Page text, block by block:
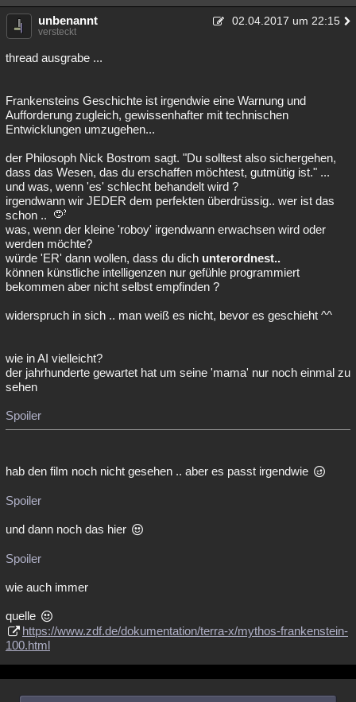
unbenannt 02.04.2017 um 22:15
versteckt
thread ausgrabe ...
Frankensteins Geschichte ist irgendwie eine Warnung und
Aufforderung zugleich, gewissenhafter mit technischen
Entwicklungen umzugehen...
der Philosoph Nick Bostrom sagt. "Du solltest also sichergehen,
dass das Wesen, das du erschaffen möchtest, gutmütig ist." ...
und was, wenn 'es' schlecht behandelt wird ?
irgendwann wir JEDER dem perfekten überdrüssig.. wer ist das
schon ..
was, wenn der kleine 'roboy' irgendwann erwachsen wird oder
werden möchte?
würde 'ER' dann wollen, dass du dich unterordnest..
können künstliche intelligenzen nur gefühle programmiert
bekommen aber nicht selbst empfinden ?
widerspruch in sich .. man weiß es nicht, bevor es geschieht ^^
wie in AI vielleicht?
der jahrhunderte gewartet hat um seine 'mama' nur noch einmal zu
sehen
Spoiler
hab den film noch nicht gesehen .. aber es passt irgendwie
Spoiler
und dann noch das hier
Spoiler
wie auch immer
quelle
https://www.zdf.de/dokumentation/terra-x/mythos-frankenstein-
100.html